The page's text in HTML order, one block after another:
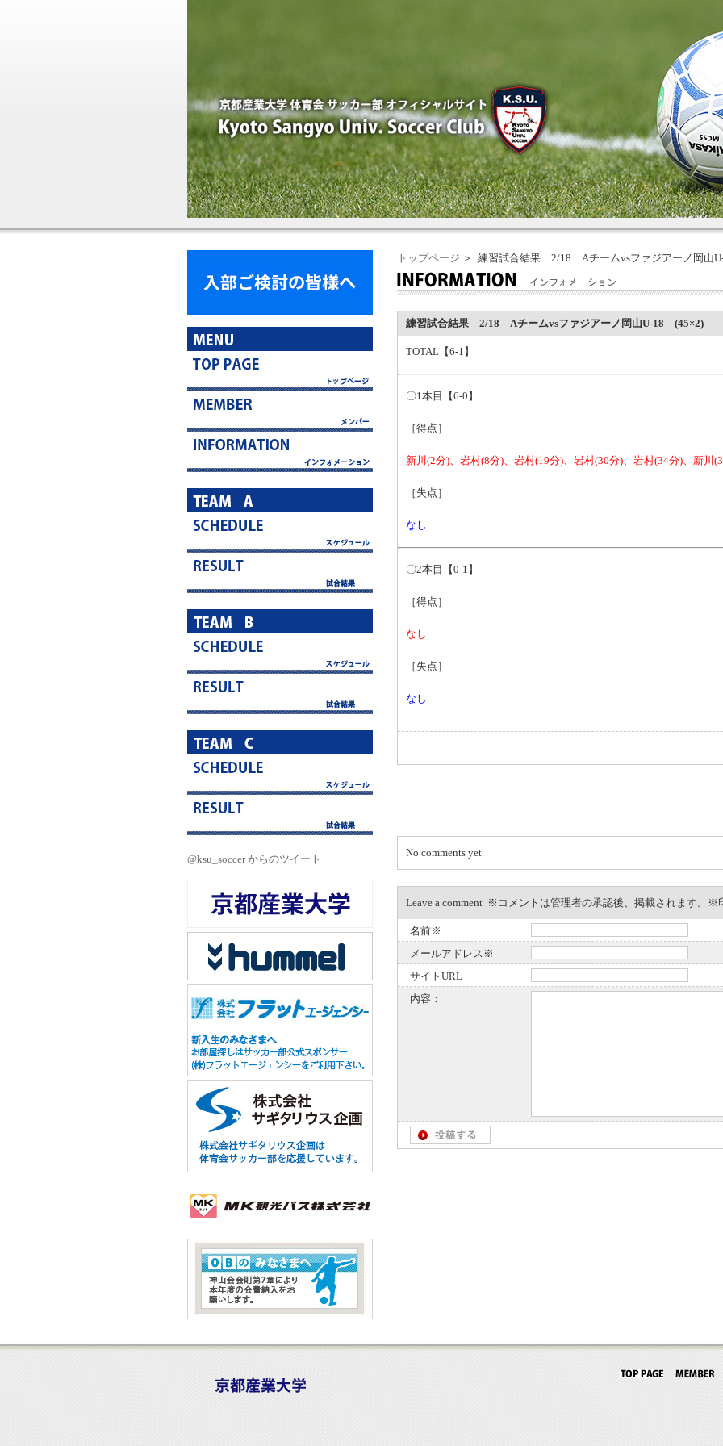
@ksu_soccer からのツイート
トップページ ＞ 練習試合結果 2/18 Aチームvsファジアーノ岡山
練習試合結果 2/18 Aチームvsファジアーノ岡山U-18 (45×2)
TOTAL【6-1】
〇1本目【6-0】
［得点］
新川(2分)、岩村(8分)、岩村(19分)、岩村(30分)、岩村(34分)、新川
［失点］
なし
〇2本目【0-1】
［得点］
なし
［失点］
なし
No comments yet.
Leave a comment ※コメントは管理者の承認後、掲載されます。※
名前※
メールアドレス※
サイトURL
内容：